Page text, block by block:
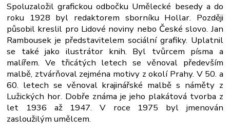
Spoluzaložil grafickou odbočku Umělecké besedy a do
roku 1928 byl redaktorem sborníku Hollar. Později
působil kreslil pro Lidové noviny nebo České slovo. Jan
Rambousek je představitelem sociální grafiky. Uplatnil
se také jako ilustrátor knih. Byl tvůrcem písma a
malířem. Ve třicátých letech se věnoval především
malbě, ztvárňoval zejména motivy z okolí Prahy. V 50. a
60. letech se věnoval krajinářské malbě s náměty z
Lužických hor. Dobře známa je jeho plakátová tvorba z
let 1936 až 1947. V roce 1975 byl jmenován
zasloužilým umělcem.